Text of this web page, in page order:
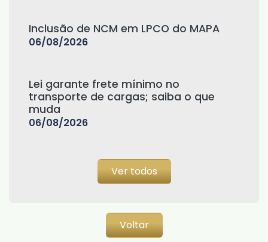
Inclusão de NCM em LPCO do MAPA
06/08/2026
Lei garante frete mínimo no
transporte de cargas; saiba o que
muda
06/08/2026
Ver todos
Voltar